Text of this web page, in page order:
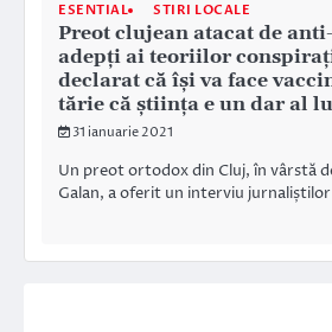
ESENTIAL STIRI LOCALE
Preot clujean atacat de
adepți ai teoriilor
declarat că își va face
tărie că știința e un dar al
31 ianuarie 2021
Un preot ortodox din Cluj, în vârstă
Galan, a oferit un interviu jurnaliștilor